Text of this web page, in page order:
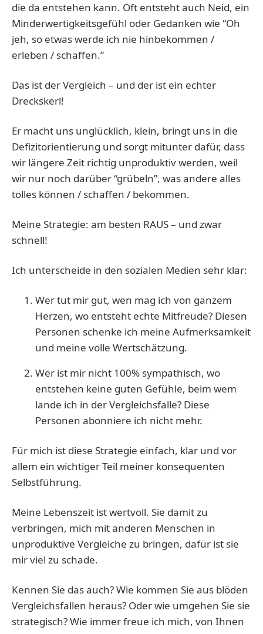
die da entstehen kann. Oft entsteht auch Neid, ein
Minderwertigkeitsgefühl oder Gedanken wie “Oh
jeh, so etwas werde ich nie hinbekommen /
erleben / schaffen.”
Das ist der Vergleich – und der ist ein echter
Dreckskerl!
Er macht uns unglücklich, klein, bringt uns in die
Defizitorientierung und sorgt mitunter dafür, dass
wir längere Zeit richtig unproduktiv werden, weil
wir nur noch darüber “grübeln”, was andere alles
tolles können / schaffen / bekommen.
Meine Strategie: am besten RAUS – und zwar
schnell!
Ich unterscheide in den sozialen Medien sehr klar:
Wer tut mir gut, wen mag ich von ganzem
Herzen, wo entsteht echte Mitfreude? Diesen
Personen schenke ich meine Aufmerksamkeit
und meine volle Wertschätzung.
Wer ist mir nicht 100% sympathisch, wo
entstehen keine guten Gefühle, beim wem
lande ich in der Vergleichsfalle? Diese
Personen abonniere ich nicht mehr.
Für mich ist diese Strategie einfach, klar und vor
allem ein wichtiger Teil meiner konsequenten
Selbstführung.
Meine Lebenszeit ist wertvoll. Sie damit zu
verbringen, mich mit anderen Menschen in
unproduktive Vergleiche zu bringen, dafür ist sie
mir viel zu schade.
Kennen Sie das auch? Wie kommen Sie aus blöden
Vergleichsfallen heraus? Oder wie umgehen Sie sie
strategisch? Wie immer freue ich mich, von Ihnen